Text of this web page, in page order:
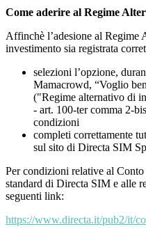
Come aderire al Regime
Affinchè l’adesione al Regime
investimento sia registrata
selezioni l’opzione,
Mamacrowd, “Voglio
("Regime alternativo di
- art. 100-ter comma 2-
condizioni
completi correttamente
sul sito di Directa SIM
Per condizioni relative al
standard di Directa SIM e alle
seguenti link:
https://www.directa.it/pub2/it/